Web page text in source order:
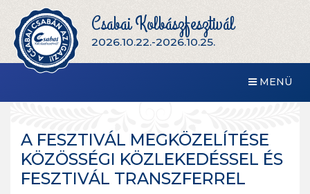
Csabai Kolbászfesztivál
2026.10.22.-2026.10.25.
MENÜ
A FESZTIVÁL MEGKÖZELÍTÉSE
KÖZÖSSÉGI KÖZLEKEDÉSSEL ÉS
FESZTIVÁL TRANSZFERREL